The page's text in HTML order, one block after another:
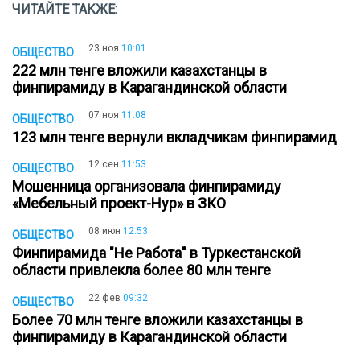
ЧИТАЙТЕ ТАКЖЕ:
ОБЩЕСТВО 23 ноя 10:01
222 млн тенге вложили казахстанцы в
финпирамиду в Карагандинской области
ОБЩЕСТВО 07 ноя 11:08
123 млн тенге вернули вкладчикам финпирамид
ОБЩЕСТВО 12 сен 11:53
Мошенница организовала финпирамиду
«Мебельный проект-Нур» в ЗКО
ОБЩЕСТВО 08 июн 12:53
Финпирамида "Не Работа" в Туркестанской
области привлекла более 80 млн тенге
ОБЩЕСТВО 22 фев 09:32
Более 70 млн тенге вложили казахстанцы в
финпирамиду в Карагандинской области